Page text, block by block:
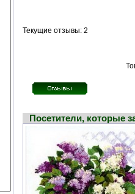
Текущие отзывы: 2
Посетители, которые